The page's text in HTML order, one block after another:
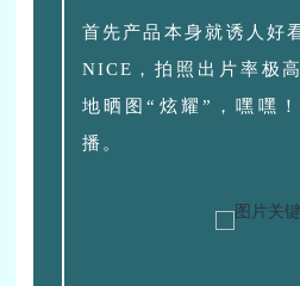
首先产品本身就诱人好
NICE，拍照出片率极
地晒图“炫耀”，嘿嘿
播。